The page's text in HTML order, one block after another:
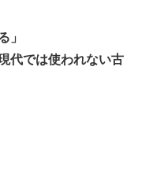
」
代では使われない古